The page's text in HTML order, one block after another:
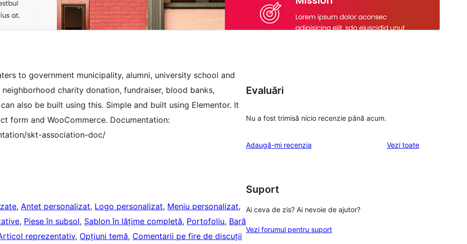
to government municipality, alumni, university school and
charity donation, fundraiser, blood banks,
also be built using this. Simple and built using Elementor. It
form and WooCommerce. Documentation:
skt-association-doc/
, Antet personalizat, Logo personalizat, Meniu personalizat
, Piese în subsol, Șablon în lățime completă, Portofoliu, Bară
reprezentativ, Opțiuni temă, Comentarii pe fire de discuții
Evaluări
Nu a fost trimisă nicio recenzie până acum.
Adaugă-mi recenzia Vezi toaterecenziile
Suport
Ai ceva de zis? Ai nevoie de ajutor?
Vezi forumul pentru suport